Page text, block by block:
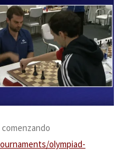
comenzando
olympiad-